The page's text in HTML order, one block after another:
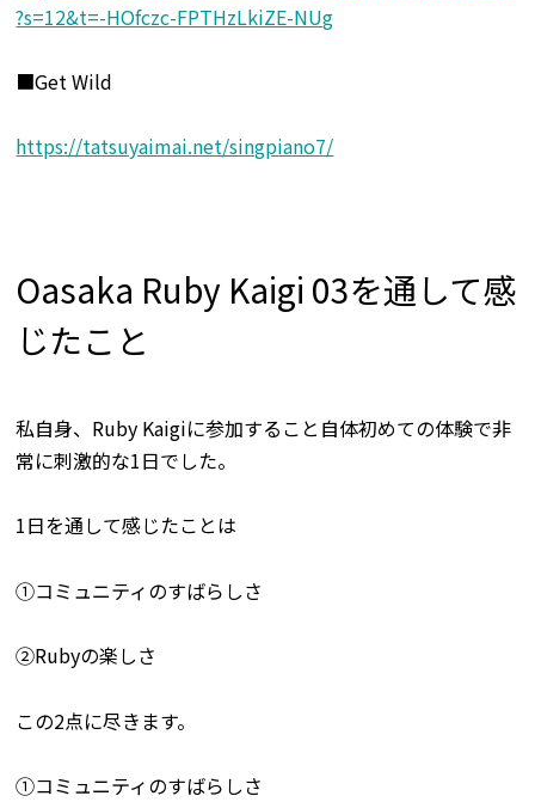
?s=12&t=-HOfczc-FPTHzLkiZE-NUg
■Get Wild
https://tatsuyaimai.net/singpiano7/
Oasaka Ruby Kaigi 03を通して感
じたこと
私自身、Ruby Kaigiに参加すること自体初めての体験で非
常に刺激的な1日でした。
1日を通して感じたことは
①コミュニティのすばらしさ
②Rubyの楽しさ
この2点に尽きます。
①コミュニティのすばらしさ